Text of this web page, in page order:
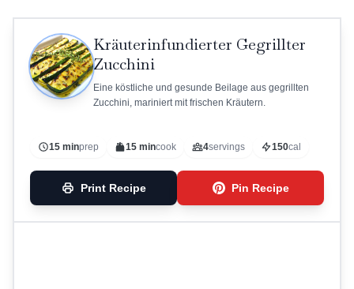
Kräuterinfundierter Gegrillter
Zucchini
Eine köstliche und gesunde Beilage aus gegrillten
Zucchini, mariniert mit frischen Kräutern.
15 minprep 15 mincook 4servings 150cal
Print Recipe Pin Recipe